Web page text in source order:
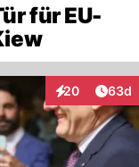
für EU-
20
Interaktionen
63d